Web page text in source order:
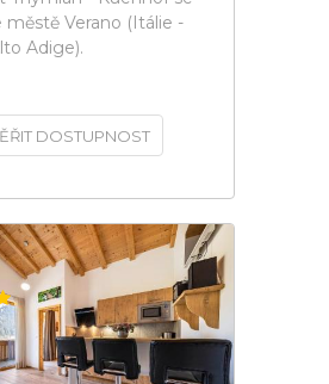
městě Verano (Itálie -
Adige).
DOSTUPNOST